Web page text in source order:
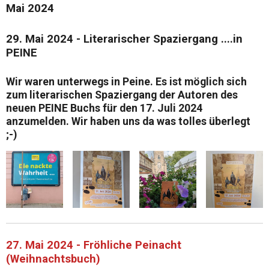
Mai 2024
29. Mai 2024 - Literarischer Spaziergang ....in
PEINE
Wir waren unterwegs in Peine. Es ist möglich sich
zum literarischen Spaziergang der Autoren des
neuen PEINE Buchsfür den 17. Juli 2024
anzumelden. Wir haben uns da was tolles überlegt
;-)
27. Mai 2024 - Fröhliche Peinacht
(Weihnachtsbuch)